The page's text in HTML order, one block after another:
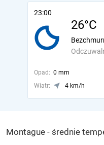
23:00
26°C
Opad: 0 mm
Wiatr:
4 km/h
Montague - średnie